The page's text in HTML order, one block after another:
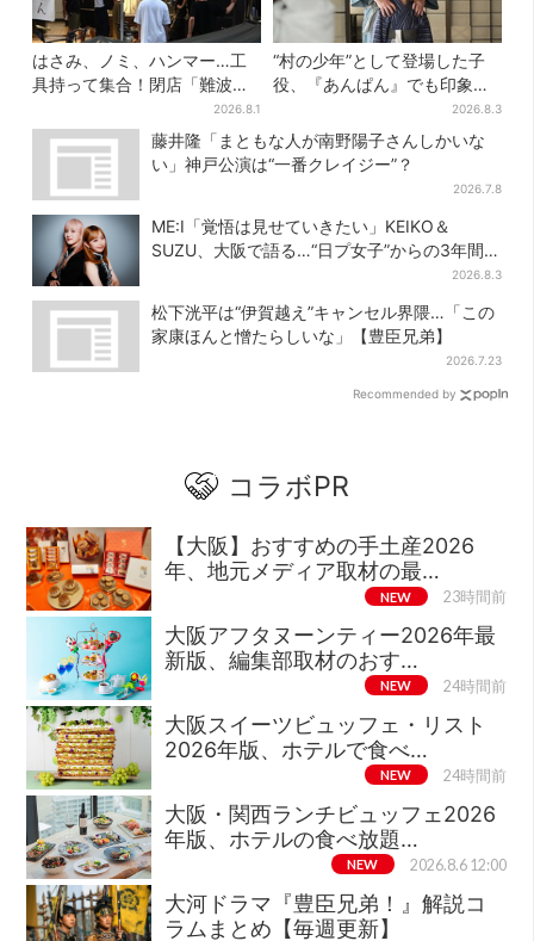
はさみ、ノミ、ハンマー…工
具持って集合！閉店「難波ベ
アーズ」最終日400人超…最
後は「もう帰ってください」
2026.8.1
“村の少年”として登場した子
役、『あんぱん』でも印象的
だった…視聴者驚き「どうり
で演技上手だと」
2026.8.3
藤井隆「まともな人が南野陽子さんしかいな
い」神戸公演は“一番クレイジー”？
2026.7.8
ME:I「覚悟は見せていきたい」KEIKO＆
SUZU、大阪で語る…“日プ女子”からの3年間
2026.8.3
松下洸平は“伊賀越え”キャンセル界隈…「この
家康ほんと憎たらしいな」【豊臣兄弟】
2026.7.23
Recommended by
コラボPR
【大阪】おすすめの手土産2026
年、地元メディア取材の最…
NEW 23時間前
大阪アフタヌーンティー2026年最
新版、編集部取材のおす…
NEW 24時間前
大阪スイーツビュッフェ・リスト
2026年版、ホテルで食べ…
NEW 24時間前
大阪・関西ランチビュッフェ2026
年版、ホテルの食べ放題…
NEW 2026.8.6 12:00
大河ドラマ『豊臣兄弟！』解説コ
ラムまとめ【毎週更新】